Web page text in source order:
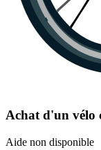
Achat d'un vélo
Aide non disponible